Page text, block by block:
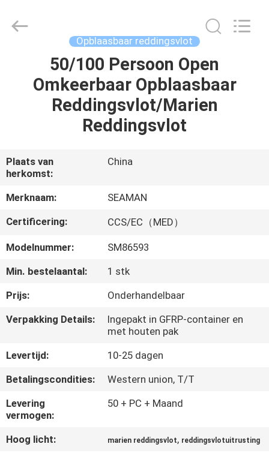
PRODUCTEN
ONGEVEER
ONS
KWALITEITSCONTROLE
COMPANY
SITEMAP
PRIVACY
POLICY
Co.,Ltd..
Opblaasbaar reddingsvlot
50/100 Persoon Open
Omkeerbaar Opblaasbaar
Reddingsvlot/Marien
Reddingsvlot
Plaats van
herkomst:
China
Merknaam:
SEAMAN
Certificering:
CCS/EC（MED）
Modelnummer:
SM86593
Min. bestelaantal:
1 stk
Prijs:
Onderhandelbaar
Verpakking Details:
Ingepakt in GFRP-container en
met houten pak
Levertijd:
10-25 dagen
Betalingscondities:
Western union, T/T
Levering
vermogen:
50 + PC + Maand
Hoog licht: marien reddingsvlot, reddingsvlotuitrusting